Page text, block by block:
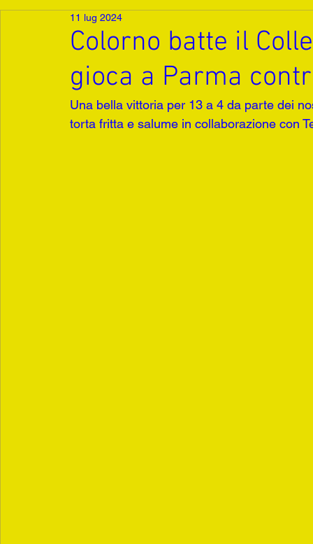
Colorno batte il
gioca a Parma
11 lug 2024
Una bella vittoria per 13 a 4 da parte dei
torta fritta e salume in collaborazione con